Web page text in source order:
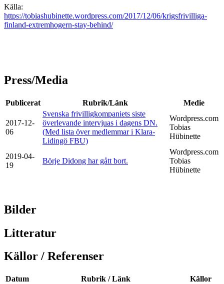
Källa:
https://tobiashubinette.wordpress.com/2017/12/06/krigsfrivilliga-
finland-extremhogern-stay-behind/
Press/Media
Publicerat Rubrik/Länk Medie
2017-12-
06
Svenska frivilligkompaniets siste
överlevande intervjuas i dagens DN.
(Med lista över medlemmar i Klara-
Lidingö FBU)
Wordpress.com
Tobias
Hübinette
2019-04-
19
Börje Didong har gått bort.
Wordpress.com
Tobias
Hübinette
Bilder
Litteratur
Källor / Referenser
Datum Rubrik / Länk
Källor